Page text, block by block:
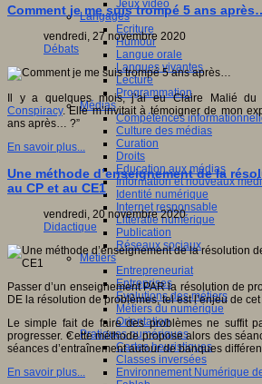
Jeux vidéo
Langages
Ecriture
Humour
Langue orale
Langues vivantes
Lecture
Programmation
Médias
Compétences
Culture des médias
Curation
Droits
Education aux médias
Information et nouveaux
Identité numérique
Internet responsable
Littératie numérique
Publication
Réseaux sociaux
Métiers
Entrepreneuriat
Entreprises
Evolutions des métiers
Métiers du numérique
Orientation
Pratiques numériques
Cartes heuristiques
Classes inversées
Environnement Numérique
Comment je me suis trompé 5 ans
vendredi, 27 novembre 2020
Débats
Il y a quelques mois, j’ai eu Claire Malié du
Conspiracy. Elle m’invitait à témoigner de mon
ans après… ?”
En savoir plus...
Une méthode d’enseignement de la
au CP et au CE1
vendredi, 20 novembre 2020
Didactique
Passer d’un enseignement PAR la résolution de
DE la résolution de problèmes, tel est l’enjeu de
Le simple fait de faire des problèmes ne suffit
progresser. Cette méthode propose alors des
séances d’entraînement autour de banques
En savoir plus...